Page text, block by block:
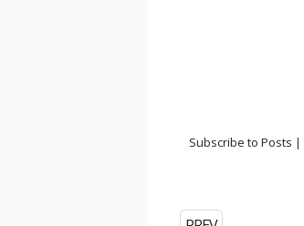
Subscribe to Posts |